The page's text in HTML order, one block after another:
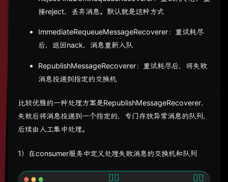
接reject，丢弃消息。默认就是这种方式
ImmediateRequeueMessageRecoverer：重试耗尽
后，返回nack，消息重新入队
RepublishMessageRecoverer：重试耗尽后，将失败
消息投递到指定的交换机
比较优雅的一种处理方案是RepublishMessageRecoverer，
失败后将消息投递到一个指定的，专门存放异常消息的队列，
后续由人工集中处理。
1）在consumer服务中定义处理失败消息的交换机和队列